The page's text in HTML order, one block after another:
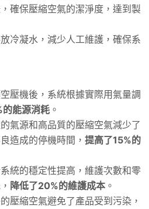
確保壓縮空氣的潔淨度，達到製
冷凝水，減少人工維護，確保系
壓機後，系統根據實際用氣量調
能源消耗 。
氣源和高品質的壓縮空氣減少了
造成的停機時間， 提高了15%的
統的穩定性提高，維護次數和零
降低了20%的維護成本 。
壓縮空氣避免了產品受到污染，